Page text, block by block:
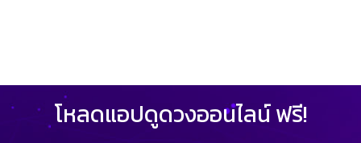
โหลดแอปดูดวงออนไลน์ ฟรี!